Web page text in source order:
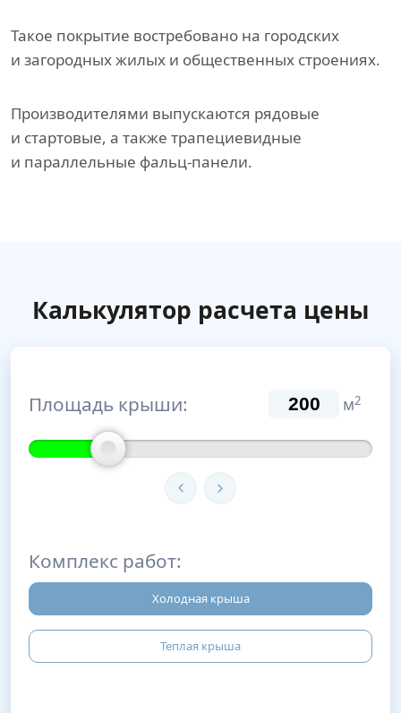
Такое покрытие востребовано на городских
и загородных жилых и общественных строениях.
Производителями выпускаются рядовые
и стартовые, а также трапециевидные
и параллельные фальц-панели.
Калькулятор расчета цены
Площадь крыши: м2
Комплекс работ:
Холодная крыша
Теплая крыша